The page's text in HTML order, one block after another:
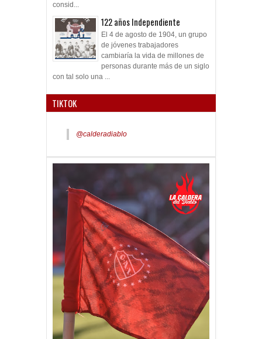
consid...
122 años Independiente
El 4 de agosto de 1904, un grupo
de jóvenes trabajadores
cambiaría la vida de millones de
personas durante más de un siglo
con tal solo una ...
TIKTOK
@calderadiablo